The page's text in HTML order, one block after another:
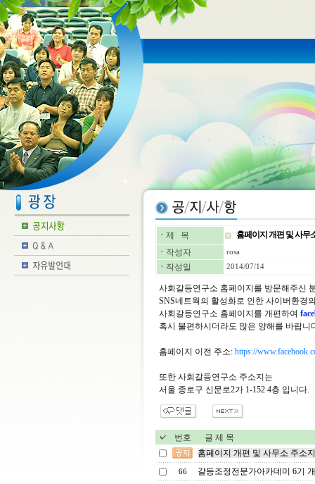
ㆍ 제 목
홈페이지 개편 및 사무
ㆍ 작성자 rosa
ㆍ 작성일 2014/07/14
사회갈등연구소 홈페이지를 방문해주신
SNS네트웍의 활성화로 인한 사이버환경
사회갈등연구소 홈페이지를 개편하여
혹시 불편하시더라도 많은 양해를 바랍니
홈페이지 이전 주소: https://
또한 사회갈등연구소 주소지는
서울 종로구 신문로2가 1-152 4층 입니다.
번호
글 제 목
홈페이지 개편 및 사무소 주소
66 갈등조정전문가아카데미 6기